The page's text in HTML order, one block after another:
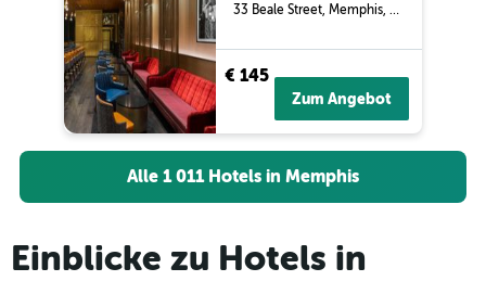
33 Beale Street, Memphis, TN, USA
€ 145
Zum Angebot
Alle 1 011 Hotels in Memphis
Einblicke zu Hotels in